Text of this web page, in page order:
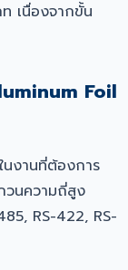
เนื่องจากขั้น
Foil
งานที่ต้องการ
นความถี่สูง
RS-422, RS-